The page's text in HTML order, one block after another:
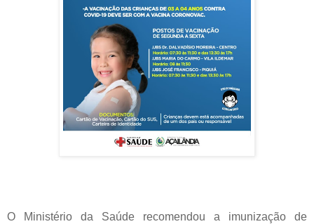
O Ministério da Saúde recomendou a imunização de